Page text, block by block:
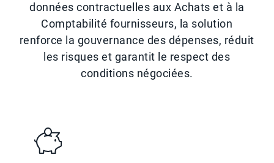
données contractuelles aux Achats et à la
Comptabilité fournisseurs, la solution
renforce la gouvernance des dépenses, réduit
les risques et garantit le respect des
conditions négociées.